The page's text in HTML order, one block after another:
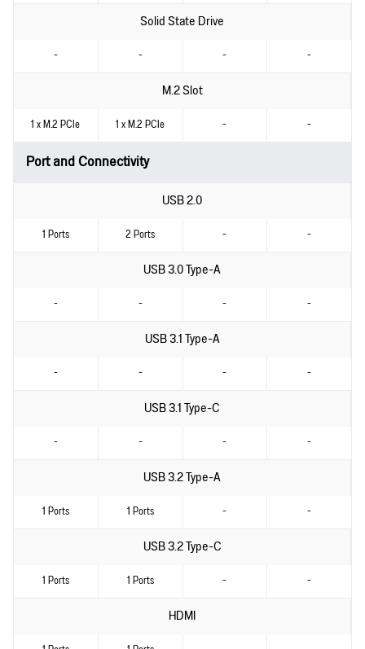
Solid State Drive
- - - -
M.2 Slot
1 x M.2 PCIe 1 x M.2 PCIe - -
Port and Connectivity
USB 2.0
1 Ports 2 Ports - -
USB 3.0 Type-A
- - - -
USB 3.1 Type-A
- - - -
USB 3.1 Type-C
- - - -
USB 3.2 Type-A
1 Ports 1 Ports - -
USB 3.2 Type-C
1 Ports 1 Ports - -
HDMI